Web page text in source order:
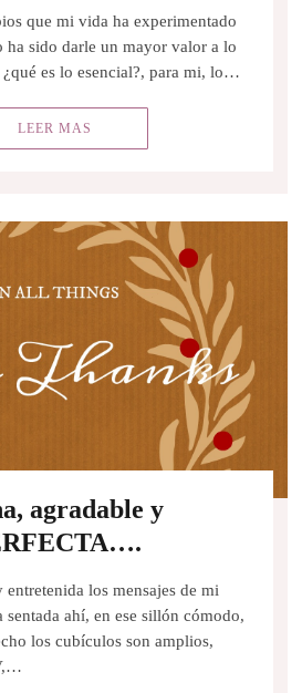
que mi vida ha experimentado
ha sido darle un mayor valor a lo
¿qué es lo esencial?, para mi, lo…
LEER MAS
agradable y
los mensajes de mi
sentada ahí, en ese sillón cómodo,
los cubículos son amplios,